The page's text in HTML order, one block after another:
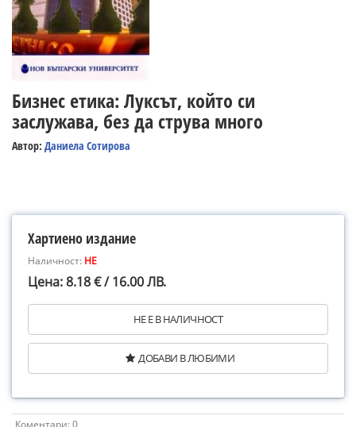
Бизнес етика: Луксът, който си
заслужава, без да струва много
Автор: Даниела Сотирова
Хартиено издание
Наличност: НЕ
Цена: 8.18 € / 16.00 ЛВ.
НЕ Е В НАЛИЧНОСТ
ДОБАВИ В ЛЮБИМИ
Коментари: 0